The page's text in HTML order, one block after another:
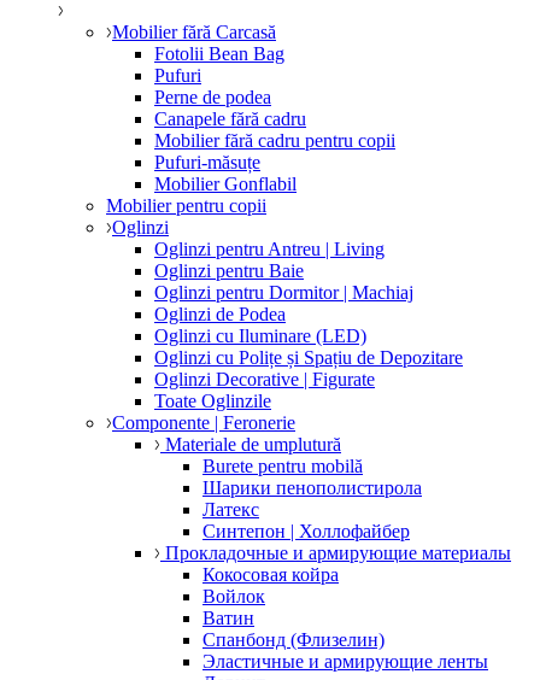
Mobilier fără Carcasă
Fotolii Bean Bag
Pufuri
Perne de podea
Canapele fără cadru
Mobilier fără cadru pentru copii
Pufuri-măsuțe
Mobilier Gonflabil
Mobilier pentru copii
Oglinzi
Oglinzi pentru Antreu | Living
Oglinzi pentru Baie
Oglinzi pentru Dormitor | Machiaj
Oglinzi de Podea
Oglinzi cu Iluminare (LED)
Oglinzi cu Polițe și Spațiu de Depozitare
Oglinzi Decorative | Figurate
Toate Oglinzile
Componente | Feronerie
Materiale de umplutură
Burete pentru mobilă
Шарики пенополистирола
Латекс
Синтепон | Холлофайбер
Прокладочные и армирующие материалы
Кокосовая койра
Войлок
Ватин
Спанбонд (Флизелин)
Эластичные и армирующие ленты